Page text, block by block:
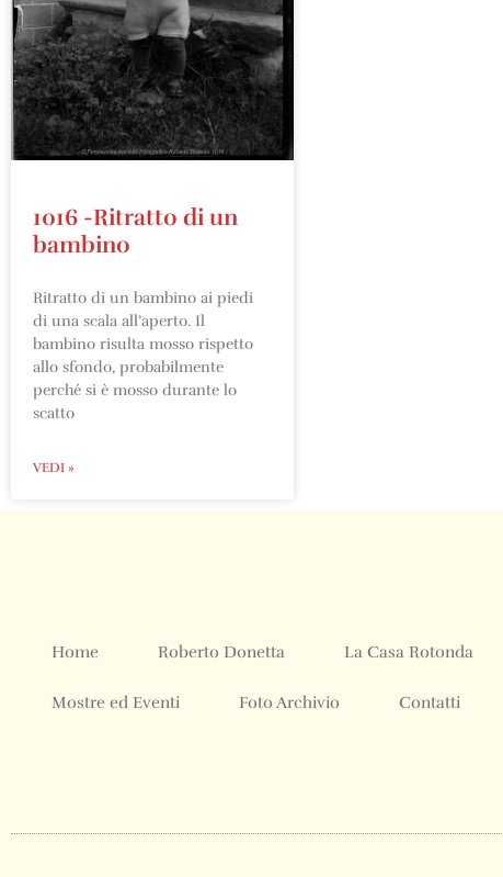
1016 -Ritratto di un
bambino
Ritratto di un bambino ai piedi
di una scala all’aperto. Il
bambino risulta mosso rispetto
allo sfondo, probabilmente
perché si è mosso durante lo
scatto
VEDI »
Home Roberto Donetta La Casa Rotonda
Mostre ed Eventi Foto Archivio Contatti